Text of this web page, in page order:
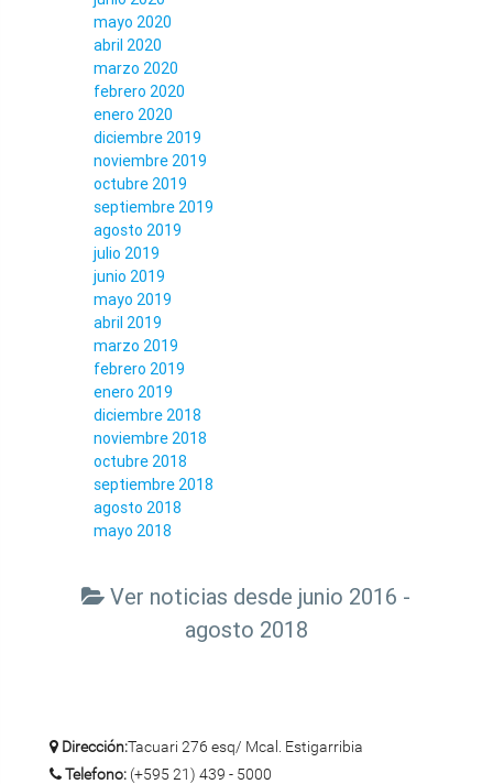
mayo 2020
abril 2020
marzo 2020
febrero 2020
enero 2020
diciembre 2019
noviembre 2019
octubre 2019
septiembre 2019
agosto 2019
julio 2019
junio 2019
mayo 2019
abril 2019
marzo 2019
febrero 2019
enero 2019
diciembre 2018
noviembre 2018
octubre 2018
septiembre 2018
agosto 2018
mayo 2018
Ver noticias desde junio 2016 -
agosto 2018
Dirección:Tacuari 276 esq/ Mcal. Estigarribia
Telefono:(+595 21) 439 - 5000